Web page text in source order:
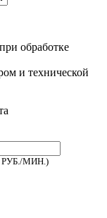
обработке
и технической
МИН.)